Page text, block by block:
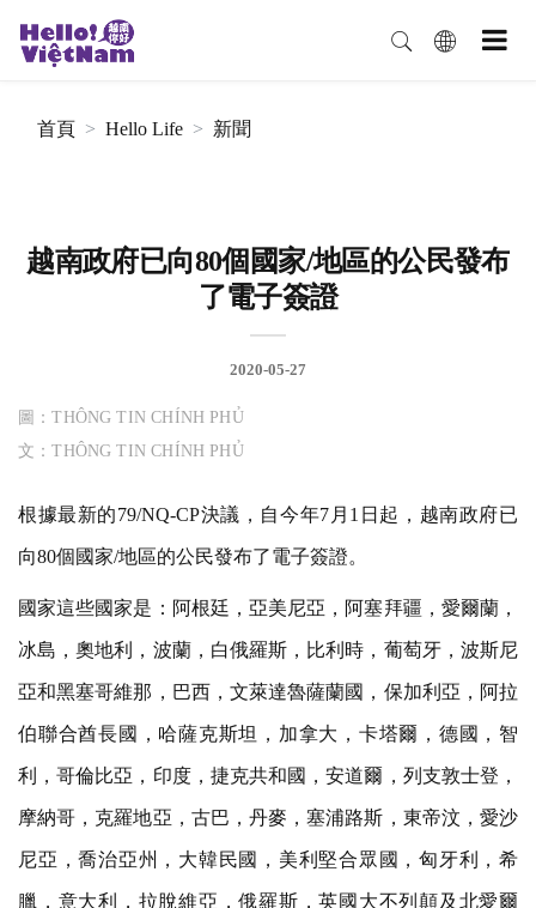
首頁 Hello Life 新聞
越南政府已向80個國家/地區的公民發布
了電子簽證
2020-05-27
圖：THÔNG TIN CHÍNH PHỦ
文：THÔNG TIN CHÍNH PHỦ
根據最新的79/NQ-CP決議，自今年7月1日起，越南政府已
向80個國家/地區的公民發布了電子簽證。
國家這些國家是：阿根廷，亞美尼亞，阿塞拜疆，愛爾蘭，
冰島，奧地利，波蘭，白俄羅斯，比利時，葡萄牙，波斯尼
亞和黑塞哥維那，巴西，文萊達魯薩蘭國，保加利亞，阿拉
伯聯合酋長國，哈薩克斯坦，加拿大，卡塔爾，德國，智
利，哥倫比亞，印度，捷克共和國，安道爾，列支敦士登，
摩納哥，克羅地亞，古巴，丹麥，塞浦路斯，東帝汶，愛沙
尼亞，喬治亞州，大韓民國，美利堅合眾國，匈牙利，希
臘，意大利，拉脫維亞，俄羅斯，英國大不列顛及北愛爾